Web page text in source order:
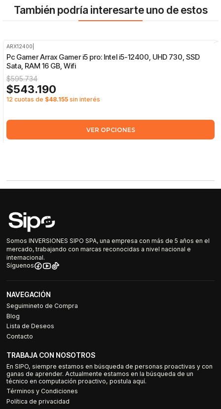
También podría interesarte uno de estos
OFF
ARX12400
Pc Gamer Arrax Gamer i5 pro: Intel i5-12400, UHD 730, SSD
Sata, RAM 16 GB, Wifi
$595.734
$543.190
12 cuotas de $48.155 sin interés
VER OPCIONES
Somos INVERSIONES SIPO SPA, una empresa con más de 5 años en el
mercado, trabajando con marcas reconocidas a nivel nacional e
internacional.
Síguenos
NAVEGACIÓN
Seguimineto de Compra
Blog
Lista de Deseos
Contacto
TRABAJA CON NOSOTROS
En SIPO, siempre estamos en búsqueda de personas proactivas y con
ganas de aprender. Actualmente estamos en la búsqueda de un
técnico en computación proactivo, postula aquí.
Términos y Condiciones
Política de privacidad